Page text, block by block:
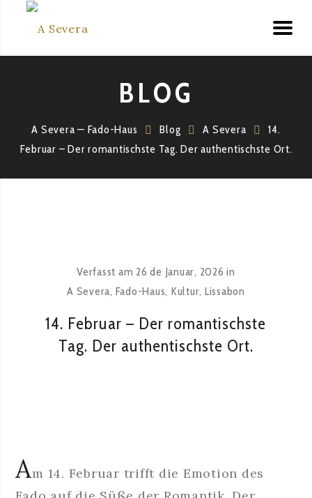
BLOG
A Severa — Fado-Haus Blog A Severa
14.
Februar – Der romantischste Tag. Der authentischste Ort.
Verfasst am 26 de Januar, 2026 in
A Severa, Fado-Haus, Kultur, Lissabon
14. Februar – Der romantischste
Tag. Der authentischste Ort.
Am 14. Februar trifft die Emotion des